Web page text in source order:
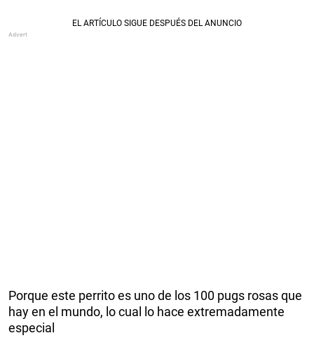
Porque este perrito es uno de los 100 pugs rosas que
hay en el mundo, lo cual lo hace extremadamente
especial